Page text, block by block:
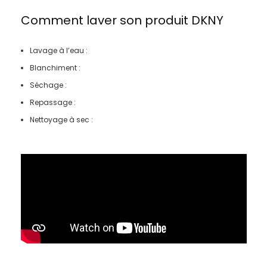
Comment laver son produit DKNY
Lavage à l’eau :
Blanchiment :
Séchage :
Repassage :
Nettoyage à sec :